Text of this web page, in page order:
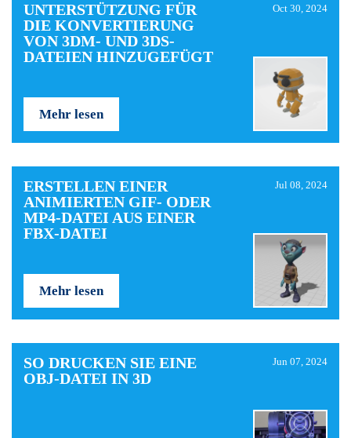
UNTERSTÜTZUNG FÜR
DIE KONVERTIERUNG
VON 3DM- UND 3DS-
DATEIEN HINZUGEFÜGT
Oct 30, 2024
Mehr lesen
ERSTELLEN EINER
ANIMIERTEN GIF- ODER
MP4-DATEI AUS EINER
FBX-DATEI
Jul 08, 2024
Mehr lesen
SO DRUCKEN SIE EINE
OBJ-DATEI IN 3D
Jun 07, 2024